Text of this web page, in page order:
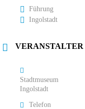
Führung
Ingolstadt
VERANSTALTER
Stadtmuseum
Ingolstadt
Telefon